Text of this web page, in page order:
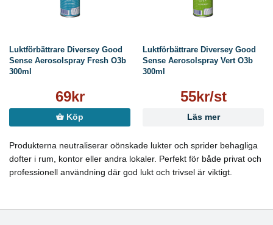
Luktförbättrare Diversey Good
Sense Aerosolspray Fresh O3b
300ml
69kr
Köp
Luktförbättrare Diversey Good
Sense Aerosolspray Vert O3b
300ml
55kr/st
Läs mer
Produkterna neutraliserar oönskade lukter och sprider behagliga
dofter i rum, kontor eller andra lokaler. Perfekt för både privat och
professionell användning där god lukt och trivsel är viktigt.